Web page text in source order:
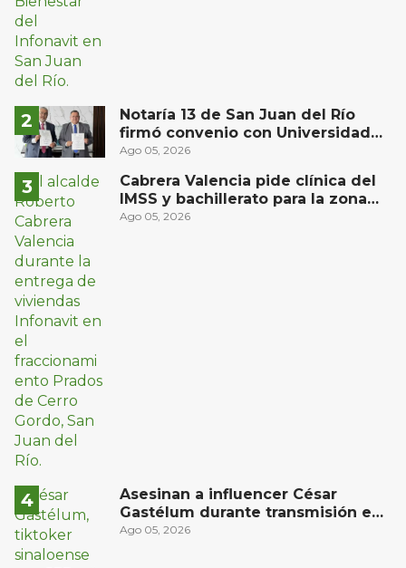
Notaría 13 de San Juan del Río
firmó convenio con Universidad
Privada del Bajío para recibir
Ago 05, 2026
Cabrera Valencia pide clínica del
IMSS y bachillerato para la zona
oriente de San Juan del Río
Ago 05, 2026
Asesinan a influencer César
Gastélum durante transmisión en
vivo en Sinaloa
Ago 05, 2026